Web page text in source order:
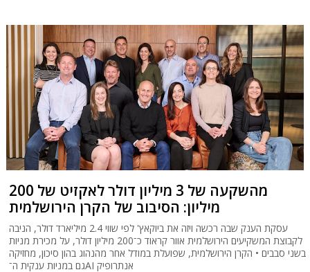
מהשקעה של 3 מיליון דולר לאקזיט של 200
מיליון: הסיבוב של הקרן הירושלמית
עסקת הענק שבה רכשה ויזה את ביוקאץ' לפי שווי 2.4 מיליארד דולר, הניבה
לקבוצת המשקיעים הירושלמית אוור קראוד כ־200 מיליון דולר, על מכירת מניות
בשני סבבים • הקרן הירושלמית, שפועלת במודל אחר מהנהוג בהון סיכון, מחזיקה
גם במניות ענקית ה־AI אנתרופיק